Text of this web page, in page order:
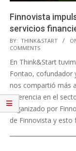
Finnovista
servicios
2015-
07-
17
BY: THINK&START
COMMENTS
En Think&Start
Fontao, cofundador
nos compartió más
referencia en el
organizado por
de Finnovista y esto